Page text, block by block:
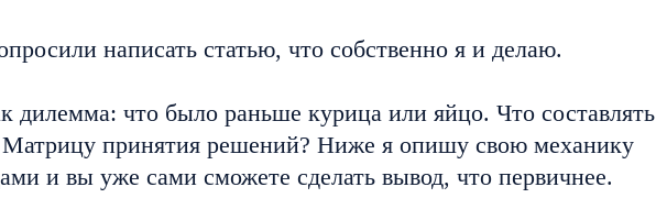
написать статью, что собственно я и делаю.
дилемма: что было раньше курица или яйцо. Что составлять
Матрицу принятия решений? Ниже я опишу свою механику
и вы уже сами сможете сделать вывод, что первичнее.